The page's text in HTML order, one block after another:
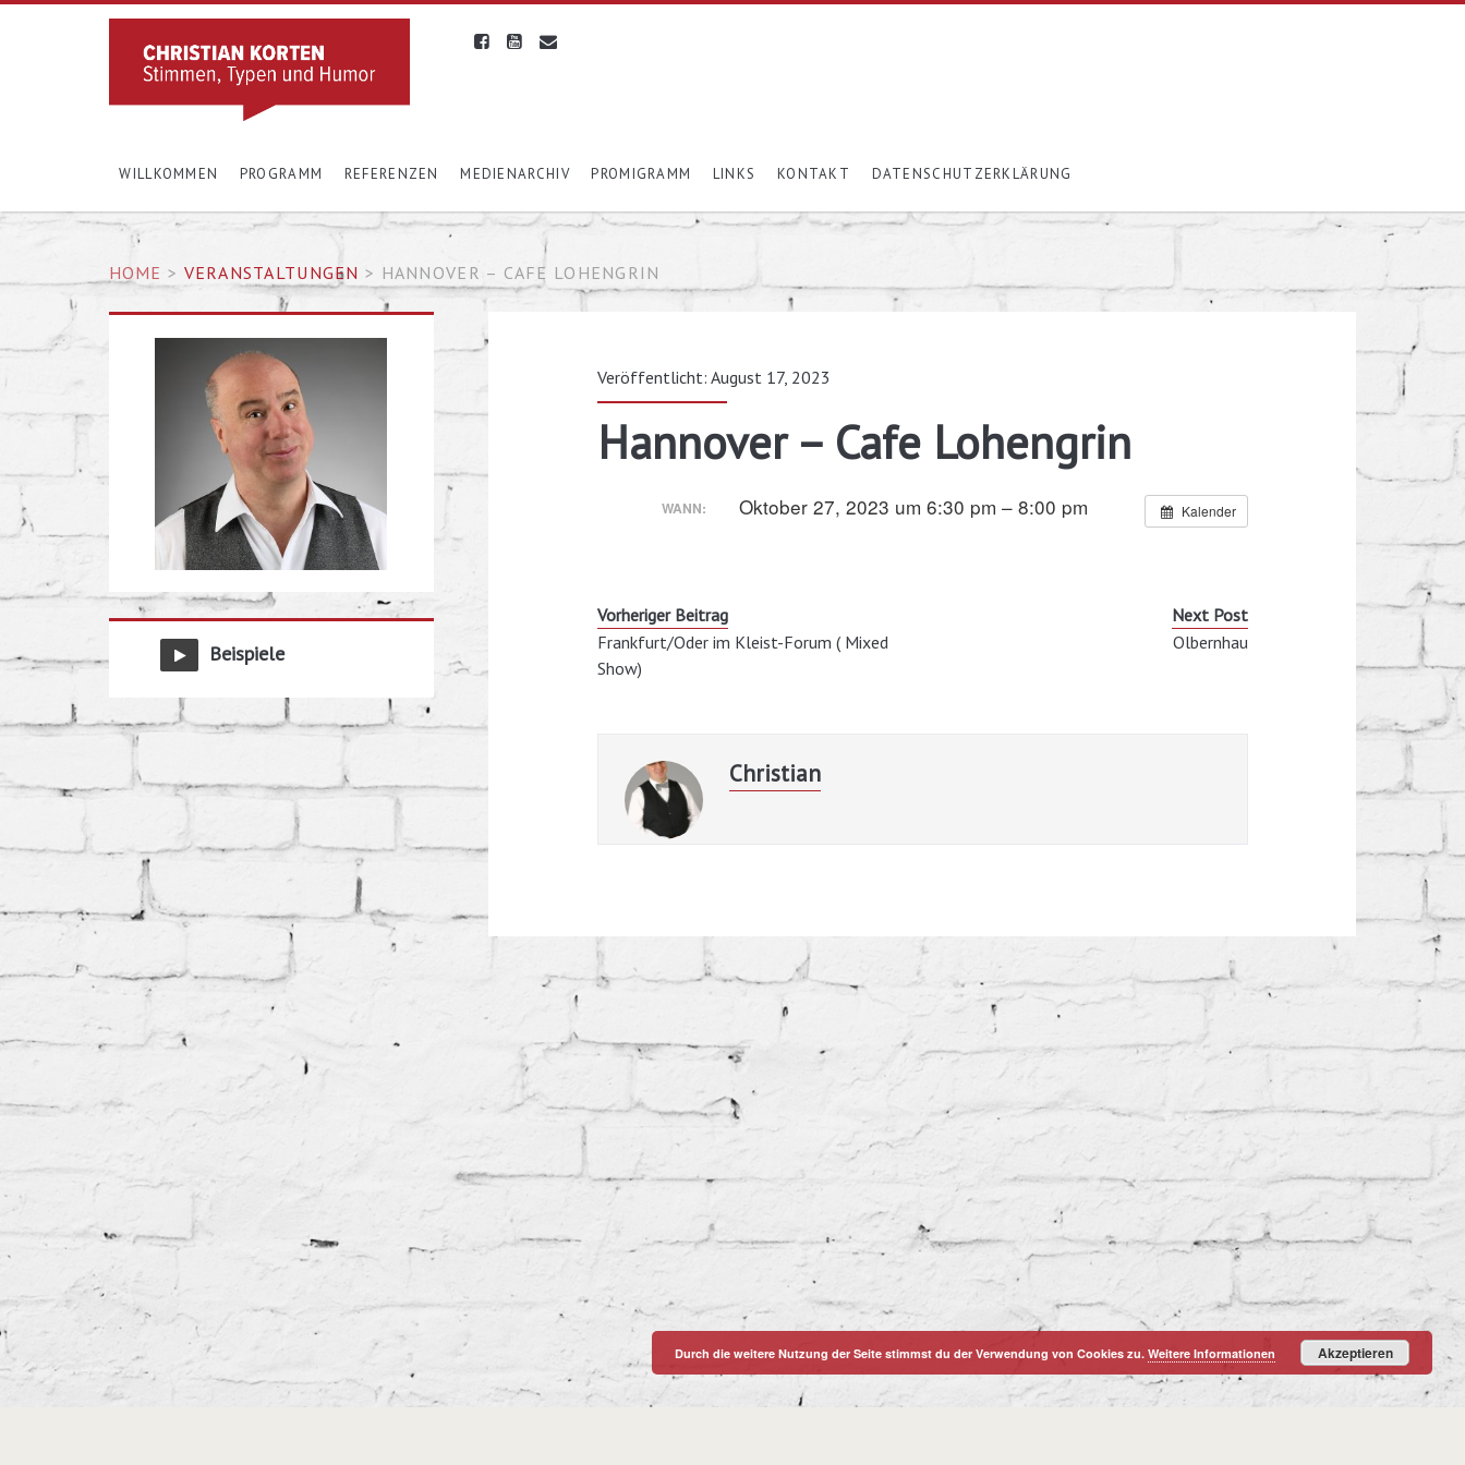
WILLKOMMEN PROGRAMM REFERENZEN MEDIENARCHIV PROMIGRAMM LINKS KONTAKT DATENSCHUTZERKLÄRUNG
HOME > VERANSTALTUNGEN > HANNOVER – CAFE LOHENGRIN
Veröffentlicht: August 17, 2023
Hannover – Cafe Lohengrin
Kalender
WANN: Oktober 27, 2023 um 6:30 pm – 8:00 pm
Vorheriger Beitrag
Frankfurt/Oder im Kleist-Forum ( Mixed
Show)
Next Post
Olbernhau
Christian
Beispiele
Durch die weitere Nutzung der Seite stimmst du der Verwendung von Cookies zu. Weitere Informationen Akzeptieren